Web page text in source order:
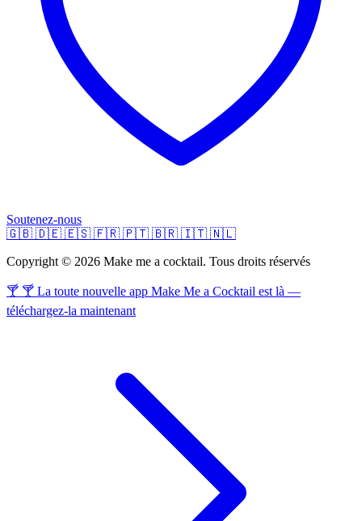
Soutenez-nous
🇬🇧 🇩🇪 🇪🇸 🇫🇷 🇵🇹 🇧🇷 🇮🇹 🇳🇱
Copyright © 2026 Make me a cocktail. Tous droits réservés
🍸 🍸 La toute nouvelle app Make Me a Cocktail est là —
téléchargez-la maintenant